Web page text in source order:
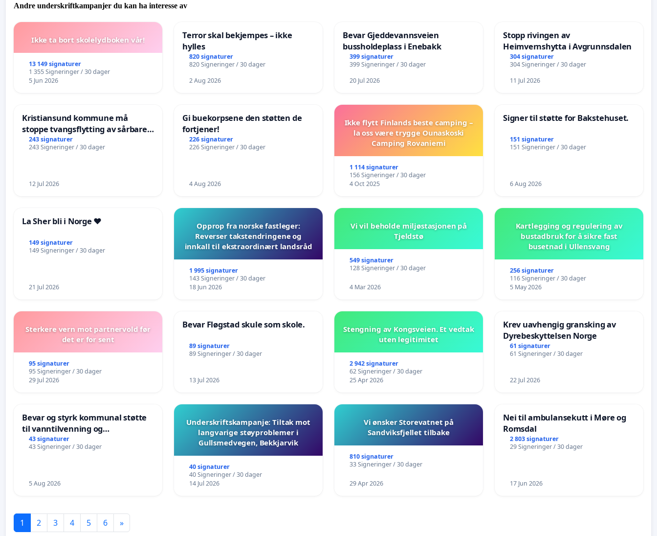
Andre underskriftkampanjer du kan ha interesse av
Ikke ta bort skolelydboken vår!
13 149 signaturer
1 355 Signeringer / 30 dager
5 Jun 2026
Terror skal bekjempes – ikke
hylles
820 signaturer
820 Signeringer / 30 dager
2 Aug 2026
Bevar Gjeddevannsveien
bussholdeplass i Enebakk
399 signaturer
399 Signeringer / 30 dager
20 Jul 2026
Stopp rivingen av
Heimvernshytta i Avgrunnsdalen
304 signaturer
304 Signeringer / 30 dager
11 Jul 2026
Kristiansund kommune må
stoppe tvangsflytting av sårbare
eldre
243 signaturer
243 Signeringer / 30 dager
12 Jul 2026
Gi buekorpsene den støtten de
fortjener!
226 signaturer
226 Signeringer / 30 dager
4 Aug 2026
Ikke flytt Finlands beste camping –
la oss være trygge Ounaskoski
Camping Rovaniemi
1 114 signaturer
156 Signeringer / 30 dager
4 Oct 2025
Signer til støtte for Bakstehuset.
151 signaturer
151 Signeringer / 30 dager
6 Aug 2026
La Sher bli i Norge ❤️
149 signaturer
149 Signeringer / 30 dager
21 Jul 2026
Opprop fra norske fastleger:
Reverser takstendringene og
innkall til ekstraordinært landsråd
1 995 signaturer
143 Signeringer / 30 dager
18 Jun 2026
Vi vil beholde miljøstasjonen på
Tjeldstø
549 signaturer
128 Signeringer / 30 dager
4 Mar 2026
Kartlegging og regulering av
bustadbruk for å sikre fast
busetnad i Ullensvang
256 signaturer
116 Signeringer / 30 dager
5 May 2026
Sterkere vern mot partnervold før
det er for sent
95 signaturer
95 Signeringer / 30 dager
29 Jul 2026
Bevar Fløgstad skule som skole.
89 signaturer
89 Signeringer / 30 dager
13 Jul 2026
Stengning av Kongsveien. Et vedtak
uten legitimitet
2 942 signaturer
62 Signeringer / 30 dager
25 Apr 2026
Krev uavhengig gransking av
Dyrebeskyttelsen Norge
61 signaturer
61 Signeringer / 30 dager
22 Jul 2026
Bevar og styrk kommunal støtte
til vanntilvenning og
svømmeopplæring i barnehagene
i Haugesund
43 signaturer
43 Signeringer / 30 dager
5 Aug 2026
Underskriftskampanje: Tiltak mot
langvarige støyproblemer i
Gullsmedvegen, Bekkjarvik
40 signaturer
40 Signeringer / 30 dager
14 Jul 2026
Vi ønsker Storevatnet på
Sandviksfjellet tilbake
810 signaturer
33 Signeringer / 30 dager
29 Apr 2026
Nei til ambulansekutt i Møre og
Romsdal
2 803 signaturer
29 Signeringer / 30 dager
17 Jun 2026
1 2 3 4 5 6 »